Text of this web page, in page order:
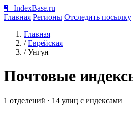
📮 IndexBase.ru
Главная Регионы Отследить посылку
Главная
/ Еврейская
/ Унгун
Почтовые
1 отделений · 14 улиц с индексами